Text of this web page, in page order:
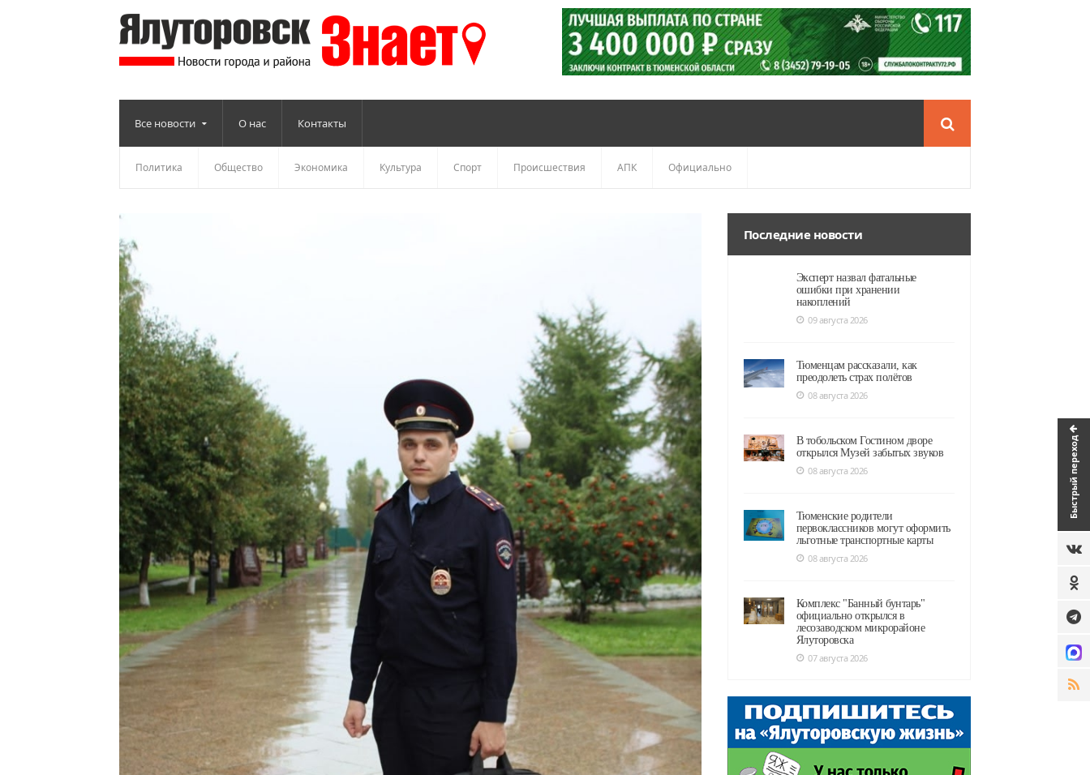
Быстрый переход
Все новости О нас Контакты
Политика Общество Экономика Культура Спорт Происшествия АПК Официально
Последние новости
Эксперт назвал фатальные
ошибки при хранении
накоплений
09 августа 2026
Тюменцам рассказали, как
преодолеть страх полётов
08 августа 2026
В тобольском Гостином дворе
открылся Музей забытых звуков
08 августа 2026
Тюменские родители
первоклассников могут оформить
льготные транспортные карты
08 августа 2026
Комплекс "Банный бунтарь"
официально открылся в
лесозаводском микрорайоне
Ялуторовска
07 августа 2026